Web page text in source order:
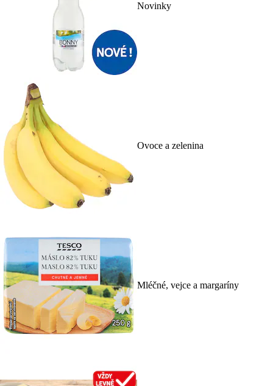
Novinky
Ovoce a zelenina
Mléčné, vejce a margaríny